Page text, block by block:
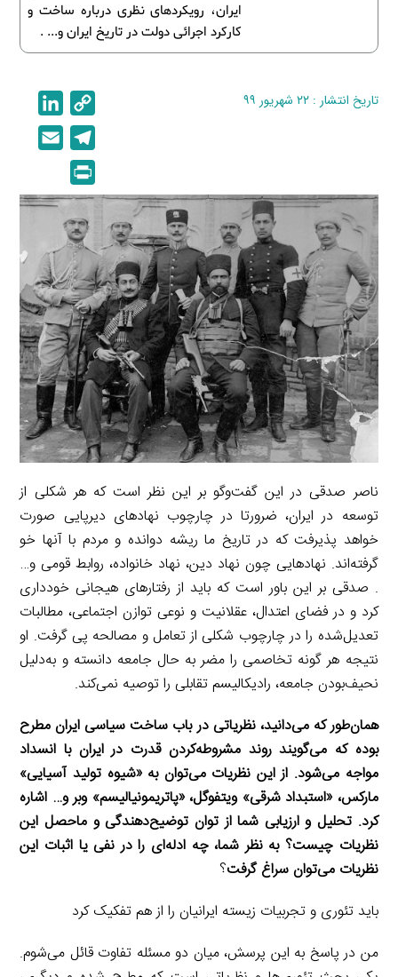
ایران، رویکردهای نظری درباره ساخت و
کارکرد اجرائی دولت در تاریخ ایران و... .
تاریخ انتشار : ۲۲ شهریور ۹۹
o
p
y
L
i
n
k
i
n
e
n
e
l
g
r
a
m
i
r
i
n
t
ناصر صدقی در این گفت‌وگو بر این نظر است که هر شکلی از
توسعه در ایران، ضرورتا در چارچوب نهادهای دیرپایی صورت
خواهد پذیرفت که در تاریخ ما ریشه دوانده و مردم با آنها خو
گرفته‌اند. نهادهایی چون نهاد دین، نهاد خانواده، روابط قومی و…
. صدقی بر این باور است که باید از رفتارهای هیجانی خودداری
کرد و در فضای اعتدال، عقلانیت و نوعی توازن اجتماعی، مطالبات
تعدیل‌شده را در چارچوب شکلی از تعامل و مصالحه پی گرفت. او
نتیجه هر گونه تخاصمی را مضر به حال جامعه دانسته و به‌دلیل
نحیف‌بودن جامعه، رادیکالیسم تقابلی را توصیه نمی‌کند.
‌همان‌طور که می‌دانید، نظریاتی در باب ساخت سیاسی ایران مطرح
بوده که می‌گویند روند مشروطه‌کردن قدرت در ایران با انسداد
مواجه می‌شود. از این نظریات می‌توان به «شیوه تولید آسیایی»
مارکس، «استبداد شرقی» ویتفوگل، «پاتریمونیالیسم» وبر و… اشاره
کرد. تحلیل و ارزیابی شما از توان توضیح‌دهندگی و ماحصل این
نظریات چیست؟ به نظر شما، چه ادله‌ای را در نفی یا اثبات این
نظریات می‌توان سراغ گرفت؟
باید تئوری و تجربیات زیسته ایرانیان را از هم تفکیک کرد
من در پاسخ به این پرسش، میان دو مسئله تفاوت قائل می‌شوم.